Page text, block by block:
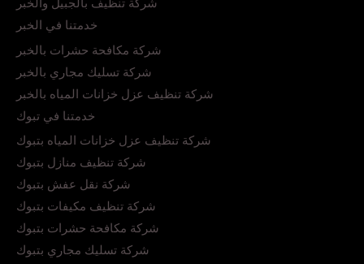
شركة تنظيف بالجبيل والخبر
خدمتنا في الخبر
شركة مكافحة حشرات بالخبر
شركة تسليك مجاري بالخبر
شركة تنظيف عزل خزانات المياه بالخبر
خدمتنا في تبوك
شركة تنظيف عزل خزانات المياه بتبوك
شركة تنظيف منازل بتبوك
شركة نقل عفش بتبوك
شركة تنظيف مكيفات بتبوك
شركة مكافحة حشرات بتبوك
شركة تسليك مجاري بتبوك